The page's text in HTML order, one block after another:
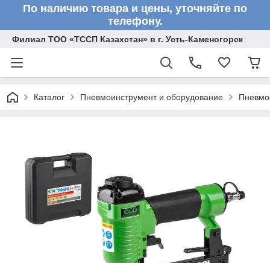
По наличию товара и цены, уточняйте по
телефону.
Филиал ТОО «ТССП Казахстан» в г. Усть-Каменогорск
Каталог Пневмоинструмент и оборудование